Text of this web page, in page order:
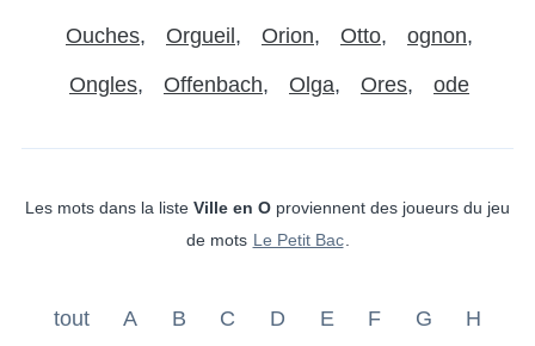
Ouches Orgueil Orion Otto ognon
Ongles Offenbach Olga Ores ode
Les mots dans la liste Ville en O proviennent des joueurs du jeu
de mots Le Petit Bac
tout A B C D E F G H